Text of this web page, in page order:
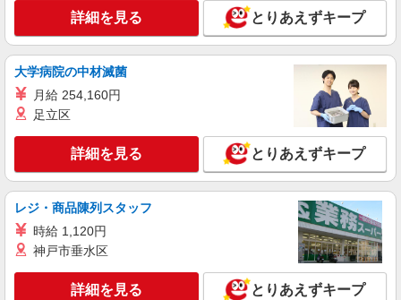
パート
チャイハネ 西武新宿PePe店
エスニック・アジアン雑貨ショップでの販売ス
タッフ
時給1,226円〜 ※試用期間3ヶ月（同給与） ★
チャイハネ 西武新宿PePe店 東京都新宿区歌
舞伎町1-30-1 西武新宿PePe6F
キープ 詳細を見る
アルバイト パート
BREEZE 京王新宿
ベビー・子ども服販売スタッフ【フルタイム】
時給1,260円 試用期間あり（期間中も同時給）
詳細を見る とりあえずキープ
大学病院の中材滅菌
月給 254,160円
足立区
詳細を見る とりあえずキープ
レジ・商品陳列スタッフ
時給 1,120円
神戸市垂水区
詳細を見る とりあえずキープ